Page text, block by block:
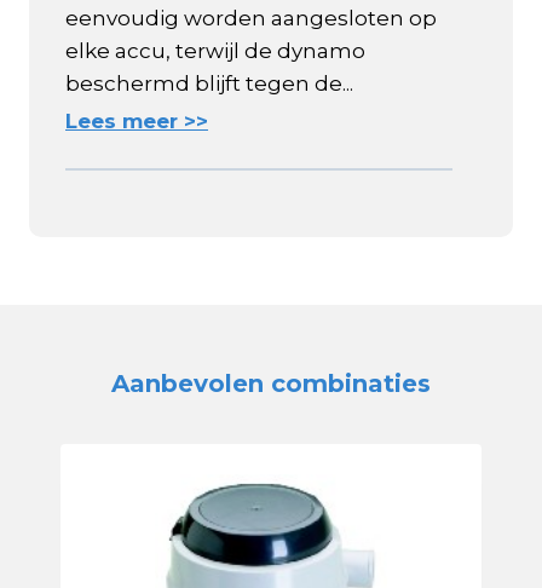
eenvoudig worden aangesloten op
elke accu, terwijl de dynamo
beschermd blijft tegen de...
Lees meer >>
Aanbevolen combinaties